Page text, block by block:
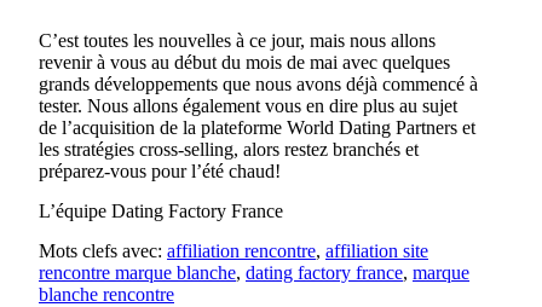
C’est toutes les nouvelles à ce jour, mais nous allons
revenir à vous au début du mois de mai avec quelques
grands développements que nous avons déjà commencé à
tester. Nous allons également vous en dire plus au sujet
de l’acquisition de la plateforme World Dating Partners et
les stratégies cross-selling, alors restez branchés et
préparez-vous pour l’été chaud!
L’équipe Dating Factory France
Mots clefs avec: affiliation rencontre, affiliation site
rencontre marque blanche, dating factory france, marque
blanche rencontre